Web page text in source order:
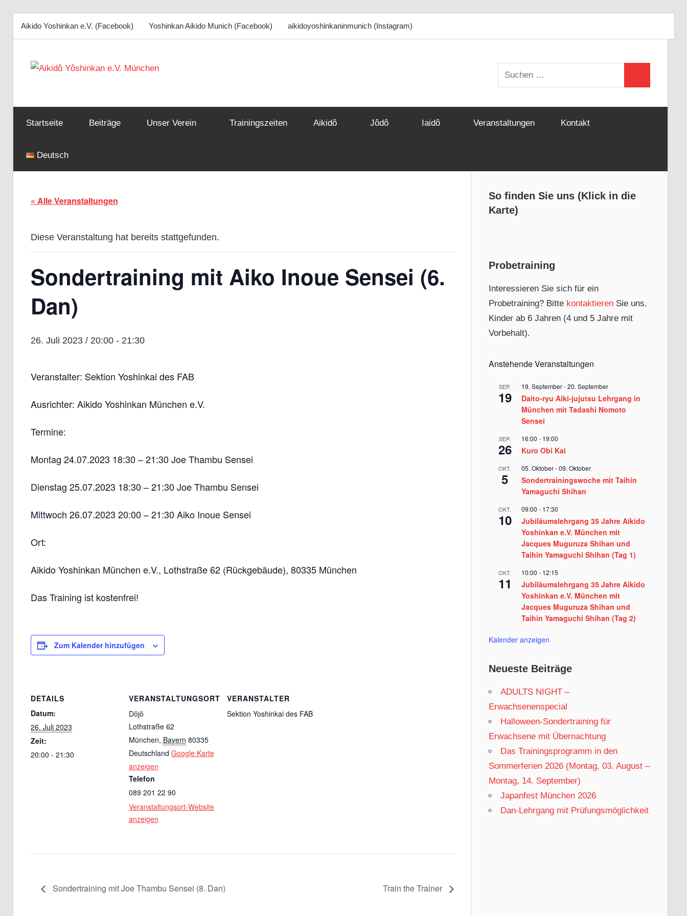
Yoshinkan
Aikido
Aikido Yoshinkan e.V. (Facebook) Yoshinkan Aikido Munich (Facebook) aikidoyoshinkaninmunich (Instagram)
Inhalt
Yôshinkan
Suchen
nach:
Startseite Beiträge Unser Verein Trainingszeiten Aikidô Jôdô Iaidô Veranstaltungen Kontakt
Deutsch
« Alle Veranstaltungen
Diese Veranstaltung hat bereits stattgefunden.
Sondertraining mit Aiko Inoue Sensei (6.
Dan)
26. Juli 2023 / 20:00- 21:30
Veranstalter: Sektion Yoshinkai des FAB
Ausrichter: Aikido Yoshinkan München e.V.
Termine:
Montag 24.07.2023 18:30 – 21:30 Joe Thambu Sensei
Dienstag 25.07.2023 18:30 – 21:30 Joe Thambu Sensei
Mittwoch 26.07.2023 20:00 – 21:30 Aiko Inoue Sensei
Ort:
Aikido Yoshinkan München e.V., Lothstraße 62 (Rückgebäude), 80335 München
Das Training ist kostenfrei!
Zum Kalender hinzufügen
DETAILS
Datum:
26. Juli 2023
Zeit:
20:00 - 21:30
VERANSTALTUNGSORT
Dôjô
Lothstraße 62
München, Bayern 80335
Deutschland Google Karte
anzeigen
Telefon
089 201 22 90
Veranstaltungsort-Website
anzeigen
VERANSTALTER
Sektion Yoshinkai des FAB
Sondertraining mit Joe Thambu Sensei (8. Dan) Train the Trainer
So finden Sie uns (Klick in die
Karte)
Probetraining
Interessieren Sie sich für ein
Probetraining? Bitte kontaktierenSie uns.
Kinder ab 6 Jahren (4 und 5 Jahre mit
Vorbehalt).
Anstehende Veranstaltungen
SEP.
19
19. September-20. September
Daito-ryu Aiki-jujutsu Lehrgang in
München mit Tadashi Nomoto
Sensei
SEP.
26
16:00 - 19:00
Kuro Obi Kai
OKT.
5
05. Oktober-09. Oktober
Sondertrainingswoche mit Taihin
Yamaguchi Shihan
OKT.
10
09:00 - 17:30
Jubiläumslehrgang 35 Jahre Aikido
Yoshinkan e.V. München mit
Jacques Muguruza Shihan und
Taihin Yamaguchi Shihan (Tag 1)
OKT.
11
10:00 - 12:15
Jubiläumslehrgang 35 Jahre Aikido
Yoshinkan e.V. München mit
Jacques Muguruza Shihan und
Taihin Yamaguchi Shihan (Tag 2)
Kalender anzeigen
Neueste Beiträge
ADULTS NIGHT –
Erwachsenenspecial
Halloween-Sondertraining für
Erwachsene mit Übernachtung
Das Trainingsprogramm in den
Sommerferien 2026 (Montag, 03. August –
Montag, 14. September)
Japanfest München 2026
Dan-Lehrgang mit Prüfungsmöglichkeit